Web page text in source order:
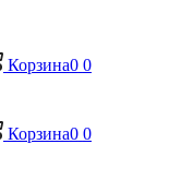
Корзина0 0
Корзина0 0